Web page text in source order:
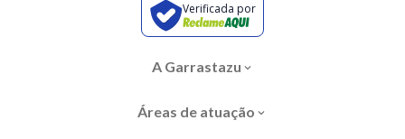
Verificada por
A Garrastazu
Áreas de atuação